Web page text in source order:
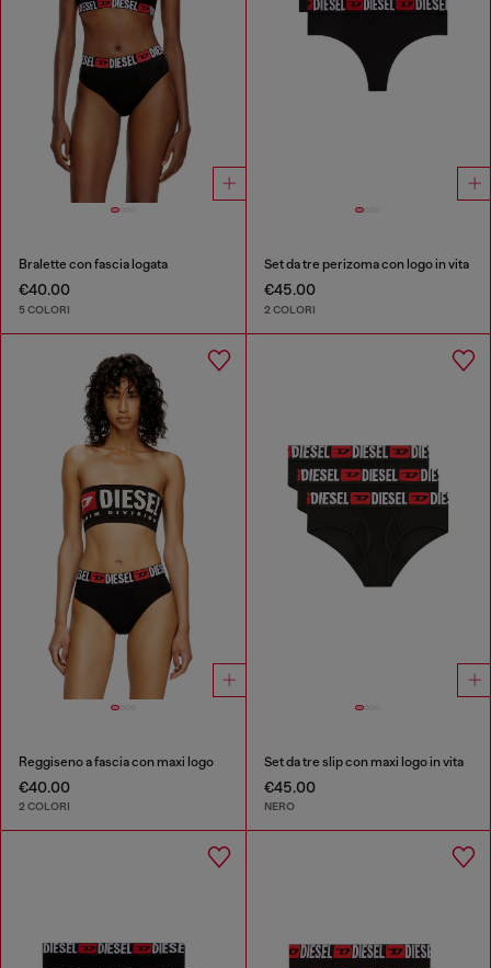
Bralette con fascia logata
€40.00
5 COLORI
Set da tre perizoma con logo in vita
€45.00
2 COLORI
Reggiseno a fascia con maxi logo
€40.00
2 COLORI
Set da tre slip con maxi logo in vita
€45.00
NERO